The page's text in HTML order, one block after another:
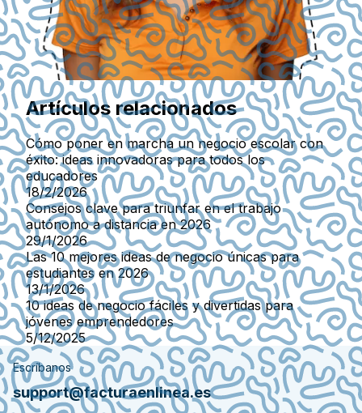
Artículos relacionados
Cómo poner en marcha un negocio escolar con
éxito: ideas innovadoras para todos los
educadores
18/2/2026
Consejos clave para triunfar en el trabajo
autónomo a distancia en 2026
29/1/2026
Las 10 mejores ideas de negocio únicas para
estudiantes en 2026
13/1/2026
10 ideas de negocio fáciles y divertidas para
jóvenes emprendedores
5/12/2025
Escríbanos
support@facturaenlinea.es